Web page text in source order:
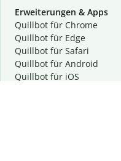
Erweiterungen & Apps
Quillbot für Chrome
Quillbot für Edge
Quillbot für Safari
Quillbot für Android
Quillbot für iOS